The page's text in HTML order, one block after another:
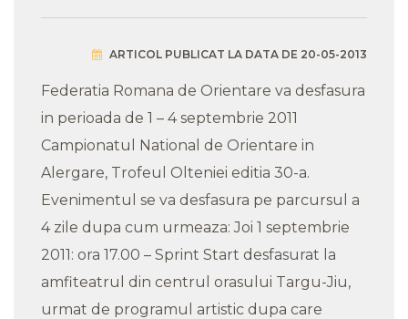
ARTICOL PUBLICAT LA DATA DE 20-05-2013
Federatia Romana de Orientare va desfasura
in perioada de 1 – 4 septembrie 2011
Campionatul National de Orientare in
Alergare, Trofeul Olteniei editia 30-a.
Evenimentul se va desfasura pe parcursul a
4 zile dupa cum urmeaza: Joi 1 septembrie
2011: ora 17.00 – Sprint Start desfasurat la
amfiteatrul din centrul orasului Targu-Jiu,
urmat de programul artistic dupa care